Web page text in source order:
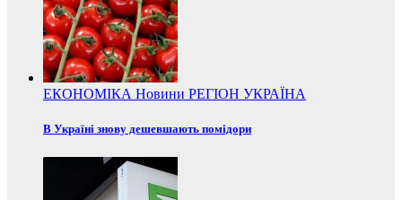
ЕКОНОМІКА Новини РЕГІОН УКРАЇНА
В Україні знову дешевшають помідори